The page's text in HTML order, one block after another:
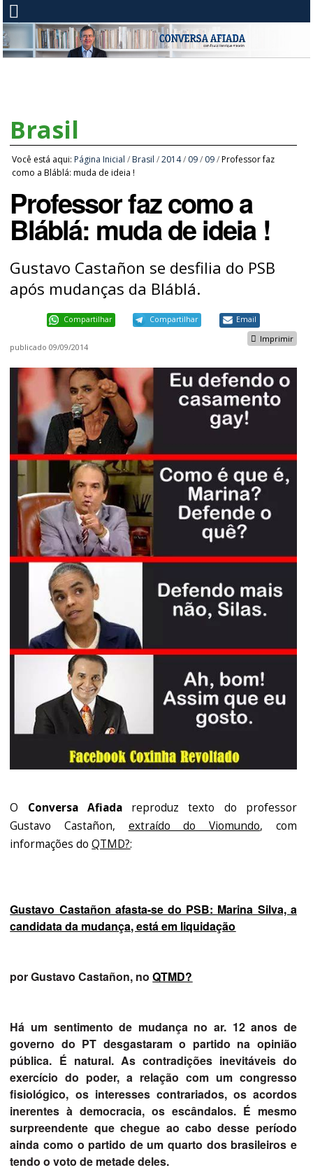
Brasil
Você está aqui: Página Inicial / Brasil /2014/ 09 / 09 /Professor faz
como a Bláblá: muda de ideia !
Professor faz como a
Bláblá: muda de ideia !
Gustavo Castañon se desfilia do PSB
após mudanças da Bláblá.
Compartilhar Compartilhar Email
Imprimir
publicado 09/09/2014
O Conversa Afiadareproduz texto do professor
Gustavo Castañon, extraído do Viomundo, com
informações doQTMD?:
Gustavo Castañon afasta-se do PSB: Marina Silva, a
candidata da mudança, está em liquidação
por Gustavo Castañon, noQTMD?
Há um sentimento de mudança no ar. 12 anos de
governo do PT desgastaram o partido na opinião
pública. É natural. As contradições inevitáveis do
exercício do poder, a relação com um congresso
fisiológico, os interesses contrariados, os acordos
inerentes à democracia, os escândalos. É mesmo
surpreendente que chegue ao cabo desse período
ainda como o partido de um quarto dos brasileiros e
tendo o voto de metade deles.